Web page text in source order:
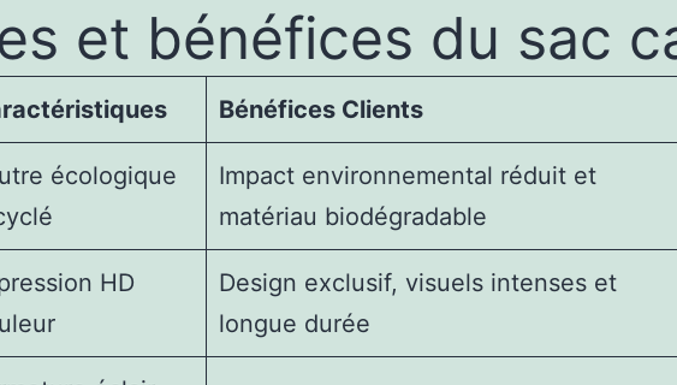
et bénéfices du sac
Bénéfices Clients
écologique
Impact environnemental réduit et
matériau biodégradable
HD
Design exclusif, visuels intenses et
longue durée